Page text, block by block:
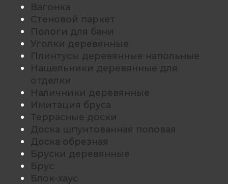
Вагонка
Стеновой паркет
Пологи для бани
Уголки деревянные
Плинтусы деревянные напольные
Нащельники деревянные для
отделки
Наличники деревянные
Имитация бруса
Террасные доски
Доска шпунтованная половая
Доска обрезная
Бруски деревянные
Брус
Блок-хаус